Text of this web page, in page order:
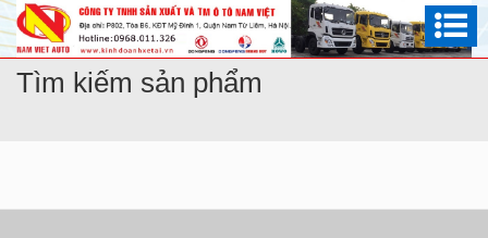
Tìm kiếm sản phẩm